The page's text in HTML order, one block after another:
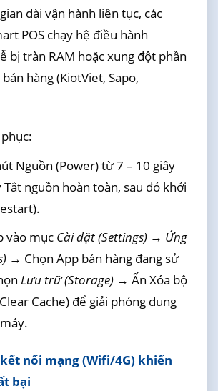
dài vận hành liên tục, các
POS chạy hệ điều hành
bị tràn RAM hoặc xung đột phần
hàng (KiotViet, Sapo,
Nguồn (Power) từ 7 – 10 giây
nguồn hoàn toàn, sau đó khởi
vào mục Cài đặt (Settings)→ Ứng
→ Chọn App bán hàng đang sử
Lưu trữ (Storage)→ Ấn Xóa bộ
Cache) để giải phóng dung
nối mạng (Wifi/4G) khiến
bại